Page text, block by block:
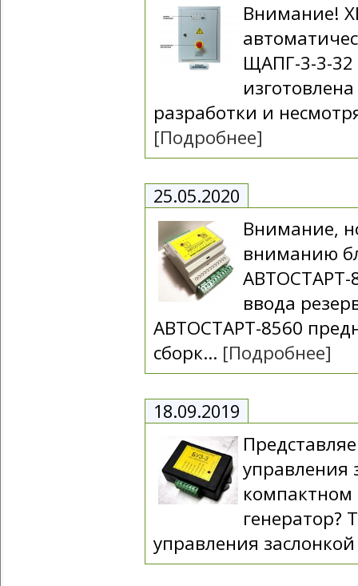
Внимание!
ЩАПГ-3-3-
разработки и
[Подробнее]
25.05.2020
Внимание,
вниманию
АВТОСТАРТ-
ввода
АВТОСТАРТ-8560
сборк... [Подробнее]
18.09.2019
управления
компактном
генератор?
управления